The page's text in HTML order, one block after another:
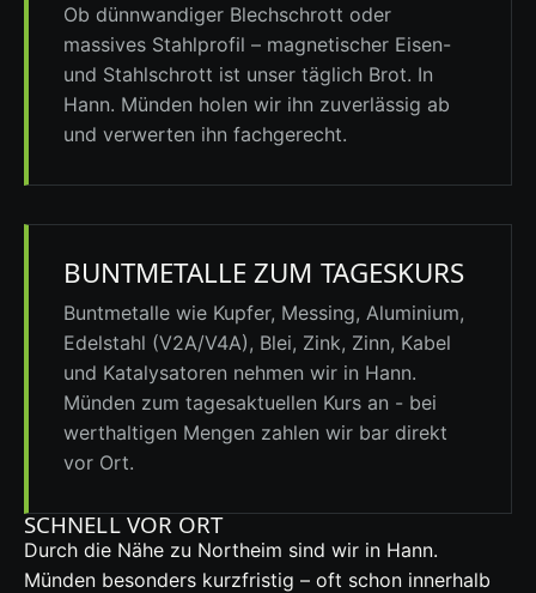
Ob dünnwandiger Blechschrott oder
massives Stahlprofil – magnetischer Eisen-
und Stahlschrott ist unser täglich Brot. In
Hann. Münden holen wir ihn zuverlässig ab
und verwerten ihn fachgerecht.
BUNTMETALLE ZUM TAGESKURS
Buntmetalle wie Kupfer, Messing, Aluminium,
Edelstahl (V2A/V4A), Blei, Zink, Zinn, Kabel
und Katalysatoren nehmen wir in Hann.
Münden zum tagesaktuellen Kurs an - bei
werthaltigen Mengen zahlen wir bar direkt
vor Ort.
SCHNELL VOR ORT
Durch die Nähe zu Northeim sind wir in Hann.
Münden besonders kurzfristig – oft schon innerhalb